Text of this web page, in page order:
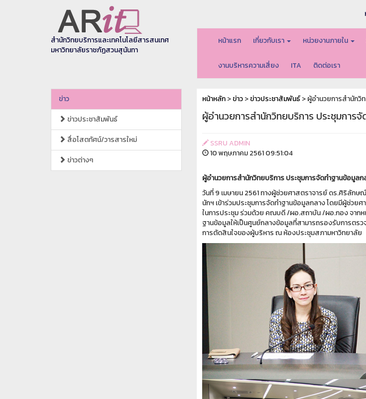
สำนักวิทยบริการและเทคโนโลยีสารสนเทศ
มหาวิทยาลัยราชภัฏสวนสุนันทา
หน้าแรก เกี่ยวกับเรา หน่วยงานภายใน
งานบริหารความเสี่ยง ITA ติดต่อเรา
ข่าว
ข่าวประชาสัมพันธ์
สื่อโสตทัศน์/วารสารใหม่
ข่าวต่างๆ
หน้าหลัก>ข่าว>ข่าวประชาสัมพันธ์> ผู้อำนวยการสำนักวิ
ผู้อำนวยการสำนักวิทยบริการ ประชุมการ
SSRU ADMIN
10 พฤษภาคม 2561 09:51:04
ผู้อำนวยการสำนักวิทยบริการ ประชุมการจัดทำฐานข้อมูลก
วันที่ 9 เมษายน 2561 ทางผู้ช่วยศาสตราจารย์ ดร.ศิริลักษ
นักฯ เข้าร่วมประชุมการจัดทำฐานข้อมูลกลาง โดยมีผู้ช่วย
ในการประชุม ร่วมด้วย คณบดี /ผอ.สถาบัน /ผอ.กอง จาก
ฐานข้อมูลให้เป็นศูนย์กลางข้อมูลที่สามารถรองรับการตร
การตัดสินใจของผู้บริหาร ณ ห้องประชุมสภามหาวิทยาลัย